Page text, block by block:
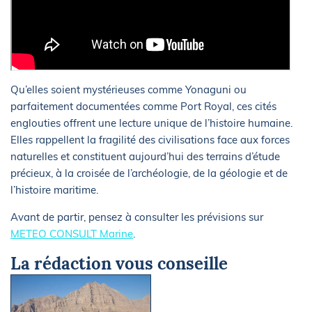
Qu’elles soient mystérieuses comme Yonaguni ou
parfaitement documentées comme Port Royal, ces cités
englouties offrent une lecture unique de l’histoire humaine.
Elles rappellent la fragilité des civilisations face aux forces
naturelles et constituent aujourd’hui des terrains d’étude
précieux, à la croisée de l’archéologie, de la géologie et de
l’histoire maritime.
Avant de partir, pensez à consulter les prévisions sur
METEO CONSULT Marine.
La rédaction vous conseille